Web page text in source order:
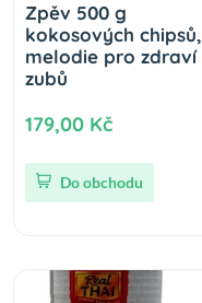
Zpěv 500 g
kokosových chipsů,
melodie pro zdraví
zubů
179,00 Kč
Do obchodu